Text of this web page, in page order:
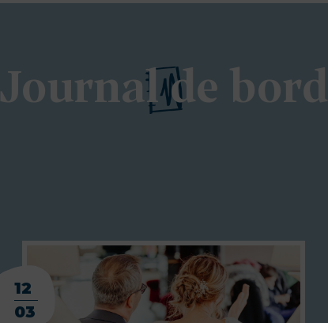
Journal de bord
12
03